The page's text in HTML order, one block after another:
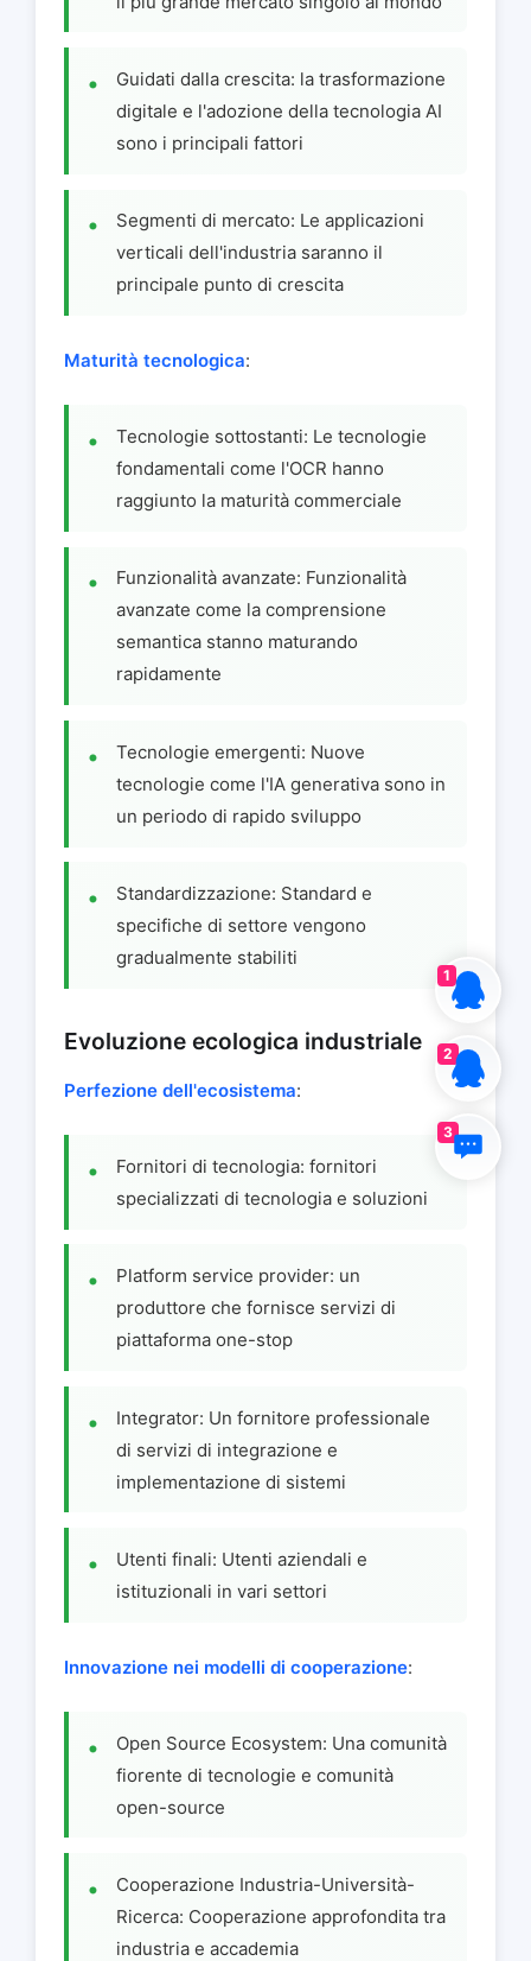
Guidati dalla crescita: la trasformazione
digitale e l'adozione della tecnologia AI
sono i principali fattori
Segmenti di mercato: Le applicazioni
verticali dell'industria saranno il
principale punto di crescita
Maturità tecnologica:
Tecnologie sottostanti: Le tecnologie
fondamentali come l'OCR hanno
raggiunto la maturità commerciale
Funzionalità avanzate: Funzionalità
avanzate come la comprensione
semantica stanno maturando
rapidamente
Tecnologie emergenti: Nuove
tecnologie come l'IA generativa sono in
un periodo di rapido sviluppo
Standardizzazione: Standard e
specifiche di settore vengono
gradualmente stabiliti
Evoluzione ecologica industriale
Perfezione dell'ecosistema:
Fornitori di tecnologia: fornitori
specializzati di tecnologia e soluzioni
Platform service provider: un
produttore che fornisce servizi di
piattaforma one-stop
Integrator: Un fornitore professionale
di servizi di integrazione e
implementazione di sistemi
Utenti finali: Utenti aziendali e
istituzionali in vari settori
Innovazione nei modelli di cooperazione:
Open Source Ecosystem: Una comunità
fiorente di tecnologie e comunità
open-source
Cooperazione Industria-Università-
Ricerca: Cooperazione approfondita tra
industria e accademia
1
2
3